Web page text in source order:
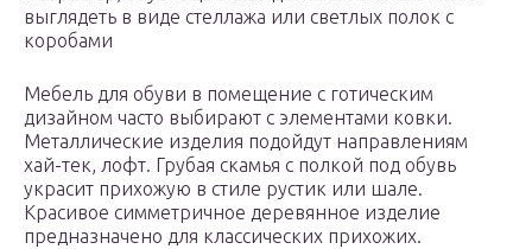
выглядеть в виде стеллажа или светлых полок с
коробами
Мебель для обуви в помещение с готическим
дизайном часто выбирают с элементами ковки.
Металлические изделия подойдут направлениям
хай-тек, лофт. Грубая скамья с полкой под обувь
украсит прихожую в стиле рустик или шале.
Красивое симметричное деревянное изделие
предназначено для классических прихожих.